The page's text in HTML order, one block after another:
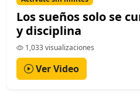
Los sueños solo se
y disciplina
1,033 visualizaciones
Ver Video